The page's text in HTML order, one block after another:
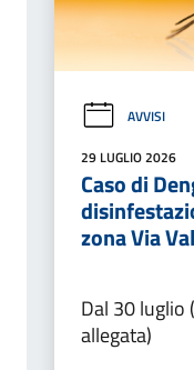
AVVISI
29 LUGLIO 2026
Caso di
zona Via
Dal 30 luglio
allegata)